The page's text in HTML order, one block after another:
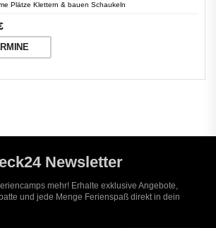
Plätze Klettern & bauen Schaukeln
Newsletter
mehr! Erhalte exklusive Angebote,
und jede Menge Ferienspaß direkt in dein